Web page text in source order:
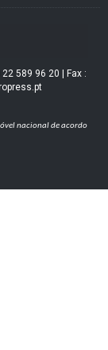
589 96 20 | Fax :
nacional de acordo